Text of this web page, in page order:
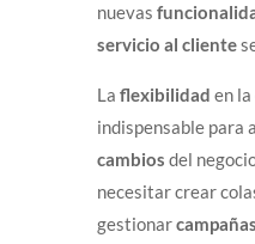
nuevas
servicio al cliente
La flexibilidad en
indispensable para
cambios del
necesitar crear
gestionar